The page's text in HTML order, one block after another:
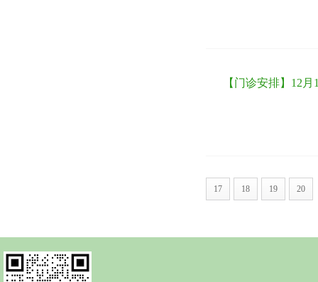
【门诊安排】12
17 18 19 20